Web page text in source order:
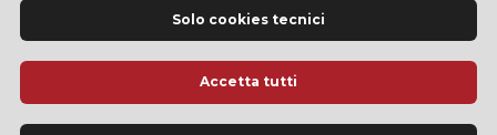
Sito Ufficiale di Informazione Turistica di Modena
Solo cookies tecnici
Accetta tutti